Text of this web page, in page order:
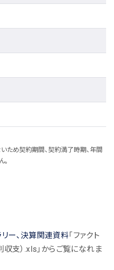
ため契約期間、契約満了時期、年間
リー、決算関連資料「ファクト
収支）.xls」からご覧になれま